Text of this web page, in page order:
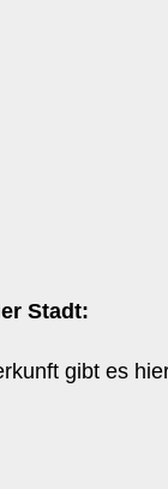
Stadt:
gibt es